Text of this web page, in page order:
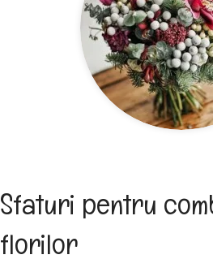
Sfaturi pentru
florilor